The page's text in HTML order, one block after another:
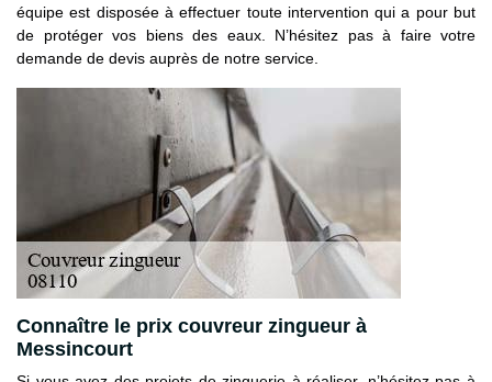
équipe est disposée à effectuer toute intervention qui a pour but
de protéger vos biens des eaux. N’hésitez pas à faire votre
demande de devis auprès de notre service.
Connaître le prix couvreur zingueur à
Messincourt